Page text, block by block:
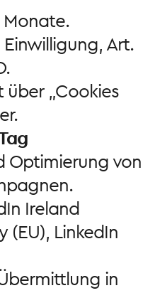
Monate.
Art.
„Cookies
Optimierung von
Ireland
LinkedIn
in